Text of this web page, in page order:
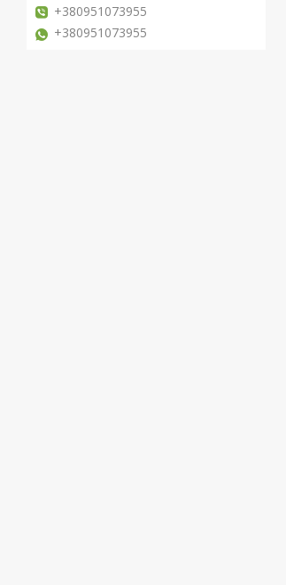
+380951073955
+380951073955